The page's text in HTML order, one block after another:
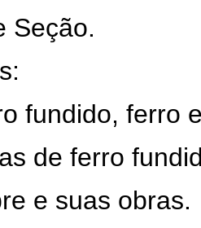
ferro
ferro
suas obras.